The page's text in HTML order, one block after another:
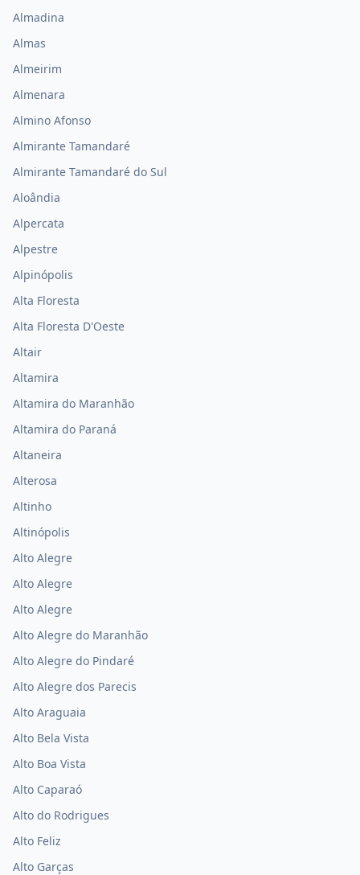
Almadina
Almas
Almeirim
Almenara
Almino Afonso
Almirante Tamandaré
Almirante Tamandaré do Sul
Aloândia
Alpercata
Alpestre
Alpinópolis
Alta Floresta
Alta Floresta D'Oeste
Altair
Altamira
Altamira do Maranhão
Altamira do Paraná
Altaneira
Alterosa
Altinho
Altinópolis
Alto Alegre
Alto Alegre
Alto Alegre
Alto Alegre do Maranhão
Alto Alegre do Pindaré
Alto Alegre dos Parecis
Alto Araguaia
Alto Bela Vista
Alto Boa Vista
Alto Caparaó
Alto do Rodrigues
Alto Feliz
Alto Garças